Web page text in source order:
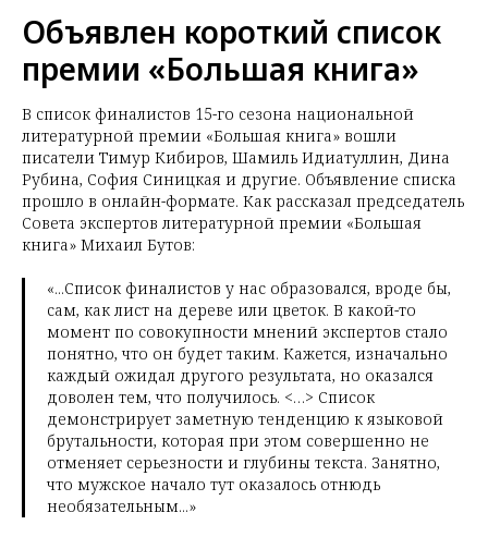
Объявлен короткий список
премии «Большая книга»
В список финалистов 15-го сезона национальной
литературной премии «Большая книга» вошли
писатели Тимур Кибиров, Шамиль Идиатуллин, Дина
Рубина, София Синицкая и другие. Объявление списка
прошло в онлайн-формате. Как рассказал председатель
Совета экспертов литературной премии «Большая
книга» Михаил Бутов:
«...Список финалистов у нас образовался, вроде бы,
сам, как лист на дереве или цветок. В какой-то
момент по совокупности мнений экспертов стало
понятно, что он будет таким. Кажется, изначально
каждый ожидал другого результата, но оказался
доволен тем, что получилось. <…> Список
демонстрирует заметную тенденцию к языковой
брутальности, которая при этом совершенно не
отменяет серьезности и глубины текста. Занятно,
что мужское начало тут оказалось отнюдь
необязательным...»